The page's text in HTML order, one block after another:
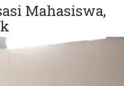
Mahasiswa,